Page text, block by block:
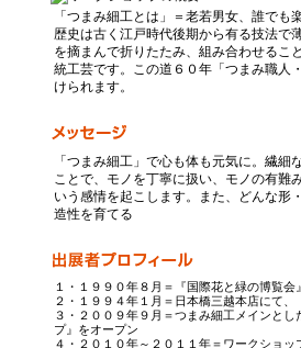
「つまみ細工とは」＝老若男女、誰でも
歴史は古く江戸時代後期から有る技法で
を摘まんで折りたたみ、組み合わせるこ
統工芸です。この道６０年「つまみ職人
けられます。
「つまみ細工」で心も体も元気に。繊細
ことで、モノを丁寧に扱い、モノの有難
いう感情を起こします。また、どんな形
造性を育てる
１・１９９０年８月＝『国際花と緑の博覧
２・１９９４年１月＝日本橋三越本店にて
３・２００９年９月＝つまみ細工メインと
プ』をオープン
４・２０１０年～２０１１年＝ワークショ